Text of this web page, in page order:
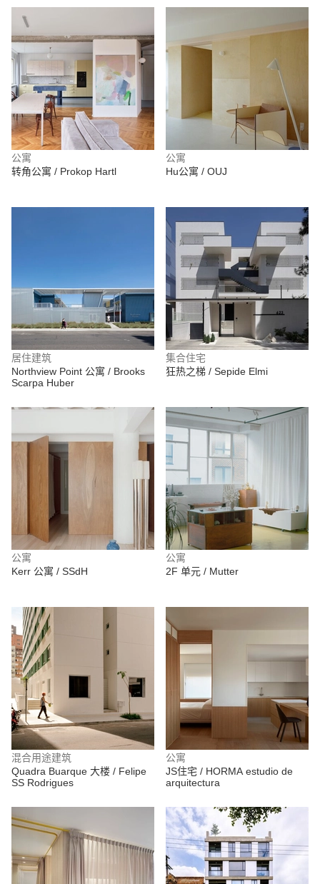
公寓
转角公寓 / Prokop Hartl
公寓
Hu公寓 / OUJ
居住建筑
Northview Point 公寓 / Brooks
Scarpa Huber
集合住宅
狂热之梯 / Sepide Elmi
公寓
Kerr 公寓 / SSdH
公寓
2F 单元 / Mutter
混合用途建筑
Quadra Buarque 大楼 / Felipe
SS Rodrigues
公寓
JS住宅 / HORMA estudio de
arquitectura